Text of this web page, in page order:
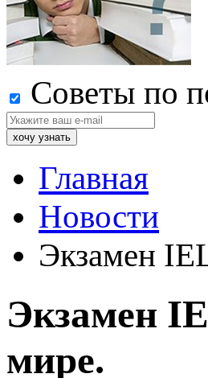
Советы по
Главная
Новости
Экзамен
Экзамен
мире.